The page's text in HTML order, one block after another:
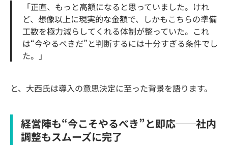
「正直、もっと高額になると思っていました。けれ
ど、想像以上に現実的な金額で、しかもこちらの準備
工数を極力減らしてくれる体制が整っていた。これ
は“今やるべきだ”と判断するには十分すぎる条件でし
た。」
と、大西氏は導入の意思決定に至った背景を語ります。
経営陣も“今こそやるべき”と即応──社内
調整もスムーズに完了